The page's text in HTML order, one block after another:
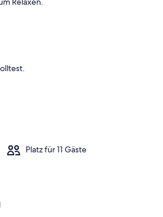
Platz für 11 Gäste